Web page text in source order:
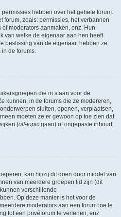
hebben over het gehele forum.
forum, zoals: permissies, het verbannen
moderators aanmaken, enz. Hun
van welke de eigenaar aan hen heeft
beslissing van de eigenaar, hebben ze
de forums.
die in staan voor de
kunnen, in de forums die ze modereren,
sluiten, openen, verplaatsen,
moeten ze er gewoon op toe zien dat
(off-topic gaan) of ongepaste inhoud
kan hij/zij dit doen door middel van
van meerdere groepen lid zijn (dit
verschillende
Op deze manier is het voor de
moderators aan een forum toe te
tot een privéforum te verlenen, enz.